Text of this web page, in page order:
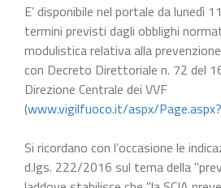
E’ disponibile nel portale da lunedì
termini previsti dagli obblighi
modulistica relativa alla
con Decreto Direttoriale n. 72 del
Direzione Centrale dei VVF
(www.vigilfuoco.it/aspx/
Si ricordano con l’occasione le
d.lgs. 222/2016 sul tema della